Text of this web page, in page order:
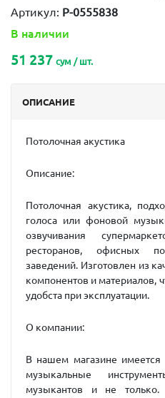
Артикул: P-0555838
В наличии
51 237 сум / шт.
ОПИСАНИЕ
Потолочная акустика
Описание:
Потолочная акустика,
голоса или фоновой
озвучивания
ресторанов, офисных
заведений. Изготовлен из
компонентов и материалов,
удобста при эксплуатации.
О компании:
В нашем магазине
музыкальные
музыкантов и не только.